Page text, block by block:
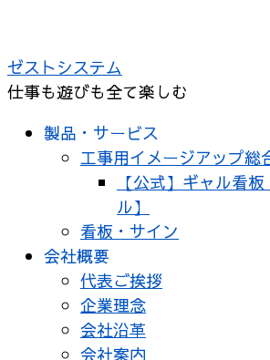
テ
ン
ゼストシステム
仕事も遊びも全て楽しむ
製品・サービス
工事用イメージアップ総
【公式】ギャル看
ル】
看板・サイン
会社概要
代表ご挨拶
企業理念
会社沿革
会社案内